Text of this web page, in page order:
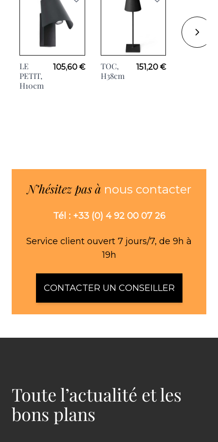
LE
PETIT,
H10cm
105,60 €
TOC,
H38cm
151,20 €
N’hésitez pas à nous contacter
Tél : +33 (0) 4 92 00 07 26
Service client ouvert 7 jours/7, de 9h à
19h
CONTACTER UN CONSEILLER
Toute l’actualité et les
bons plans